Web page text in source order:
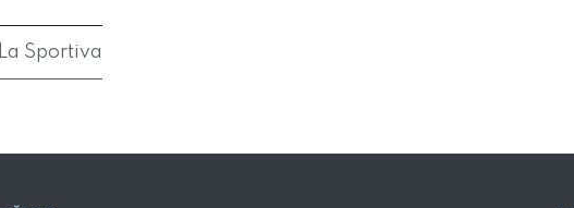
La Sportiva